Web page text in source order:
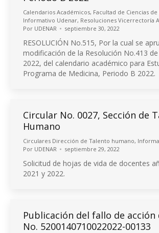
Calendarios Académicos, Facultad de Ciencias de
Informativo Udenar, Resoluciones Vicerrectoría
Por UDENAR septiembre 30, 2022
RESOLUCIÓN No.515, Por la cual se
modificación de la Resolución No.413
2022, del calendario académico para
Programa de Medicina, Periodo B 2022.
Circular No. 0027, Sección de
Humano
Circulares Dirección de Talento humano,
Por UDENAR septiembre 29, 2022
Solicitud de hojas de vida de docentes
2021 y 2022.
Publicación del fallo de
No. 5200140710022022-00133